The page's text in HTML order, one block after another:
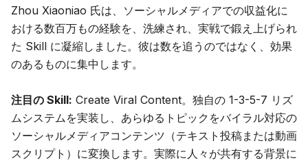
Zhou Xiaoniao 氏は、ソーシャルメディアでの収益化に
おける数百万もの経験を、洗練され、実戦で鍛え上げられ
た Skill に凝縮しました。彼は数を追うのではなく、効果
のあるものに集中します。
注目の Skill: Create Viral Content。独自の 1-3-5-7 リズ
ムシステムを実装し、あらゆるトピックをバイラル対応の
ソーシャルメディアコンテンツ（テキスト投稿または動画
スクリプト）に変換します。実際に人々が共有する背景に